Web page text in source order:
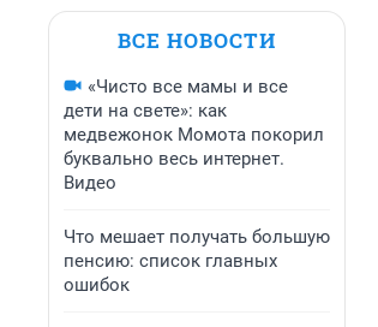
ВСЕ НОВОСТИ
«Чисто все мамы и все
дети на свете»: как
медвежонок Момота покорил
буквально весь интернет.
Видео
Что мешает получать большую
пенсию: список главных
ошибок